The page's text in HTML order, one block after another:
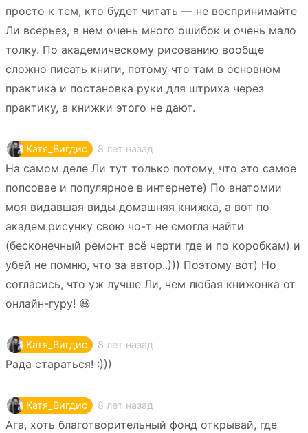
просто к тем, кто будет читать — не воспринимайте
Ли всерьез, в нем очень много ошибок и очень мало
толку. По академическому рисованию вообще
сложно писать книги, потому что там в основном
практика и постановка руки для штриха через
практику, а книжки этого не дают.
Катя_Вигдис 8 лет назад
На самом деле Ли тут только потому, что это самое
попсовае и популярное в интернете) По анатомии
моя видавшая виды домашняя книжка, а вот по
академ.рисунку свою чо-т не смогла найти
(бесконечный ремонт всё черти где и по коробкам) и
убей не помню, что за автор..))) Поэтому вот) Но
согласись, что уж лучше Ли, чем любая книжонка от
онлайн-гуру! 😃
Катя_Вигдис 8 лет назад
Рада стараться! :)))
Катя_Вигдис 8 лет назад
Ага, хоть благотворительный фонд открывай, где